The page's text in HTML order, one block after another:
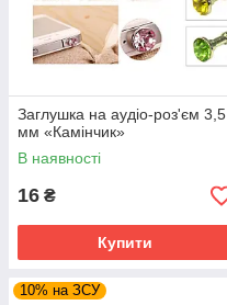
Заглушка на аудіо-роз'єм 3,5
мм «Камінчик»
В наявності
16 ₴
Купити
10% на ЗСУ